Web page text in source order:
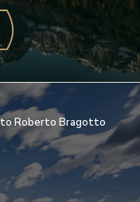
Roberto Bragotto